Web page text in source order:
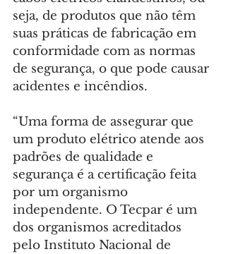
seja, de produtos que não têm
suas práticas de fabricação em
conformidade com as normas
de segurança, o que pode causar
acidentes e incêndios.
“Uma forma de assegurar que
um produto elétrico atende aos
padrões de qualidade e
segurança é a certificação feita
por um organismo
independente. O Tecpar é um
dos organismos acreditados
pelo Instituto Nacional de